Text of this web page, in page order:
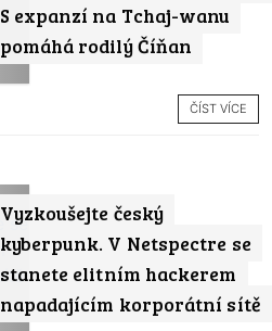
S expanzí na Tchaj-wanu
pomáhá rodilý Číňan
ČÍST VÍCE
Vyzkoušejte český
kyberpunk. V Netspectre se
stanete elitním hackerem
napadajícím korporátní sítě